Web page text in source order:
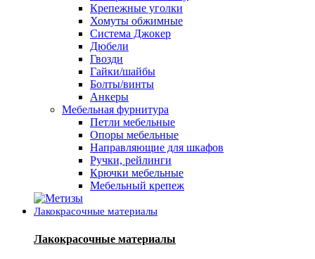
Крепежные уголки
Хомуты обжимные
Система Джокер
Дюбели
Гвозди
Гайки/шайбы
Болты/винты
Анкеры
Мебельная фурнитура
Петли мебельные
Опоры мебельные
Направляющие для шкафов
Ручки, рейлинги
Крючки мебельные
Мебельный крепеж
Лакокрасочные материалы
Лакокрасочные материалы